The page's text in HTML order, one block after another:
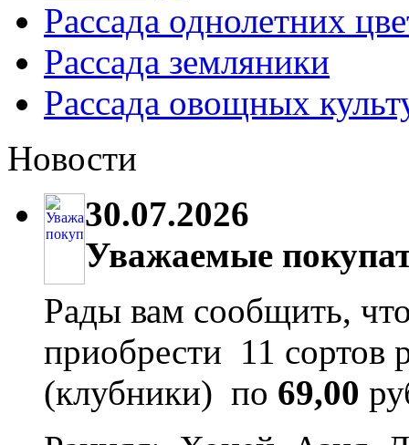
Рассада однолетних
Рассада земляники
Рассада овощных
Новости
30.07.2026
Уважаемые
Рады вам сообщить,
приобрести 11 сортов
(клубники) по 69,00